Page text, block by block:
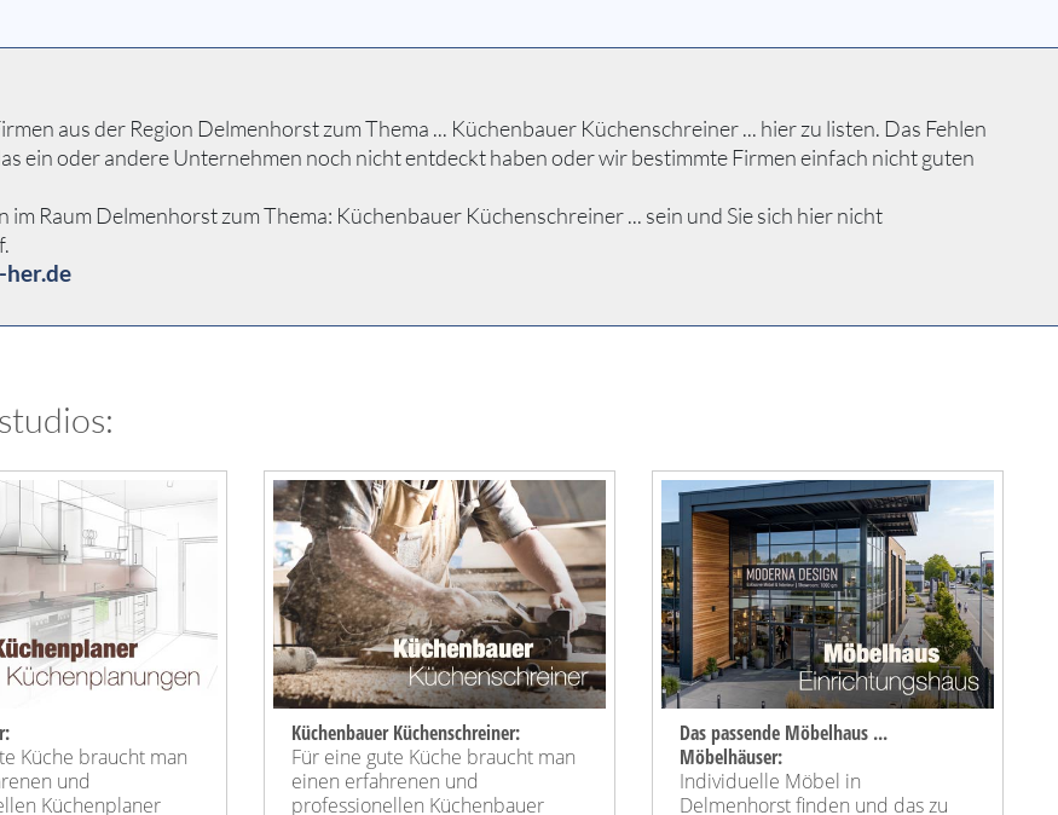
aus der Region Delmenhorst zum Thema ... Küchenbauer Küchenschreiner ... hier zu listen. Das Fehlen
ein oder andere Unternehmen noch nicht entdeckt haben oder wir bestimmte Firmen einfach nicht guten
Raum Delmenhorst zum Thema: Küchenbauer Küchenschreiner ... sein und Sie sich hier nicht
her.de
Küche braucht man
und
Küchenplaner
Küchenbauer Küchenschreiner:
Für eine gute Küche braucht man
einen erfahrenen und
professionellen Küchenbauer
Das passende Möbelhaus ...
Möbelhäuser:
Individuelle Möbel in
Delmenhorst finden und das zu